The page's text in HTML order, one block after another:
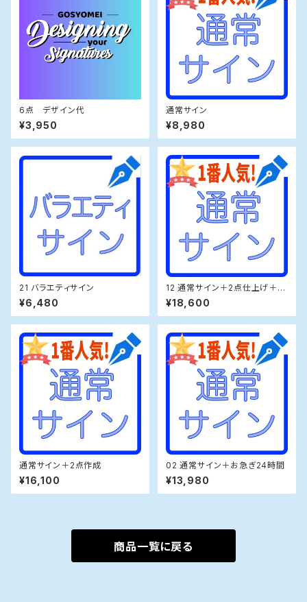
6点 デザイン代
¥3,950
通常サイン
¥8,980
21 バラエティサイン
¥6,480
12 通常サイン＋2点仕上げ＋動
画
¥18,600
通常サイン＋2点作成
¥16,100
02 通常サイン＋お急ぎ24時間
¥13,980
商品一覧に戻る